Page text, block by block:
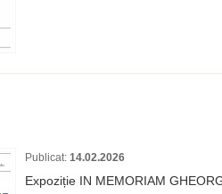
Publicat: 14.02.2026
Expoziție IN MEMORIAM